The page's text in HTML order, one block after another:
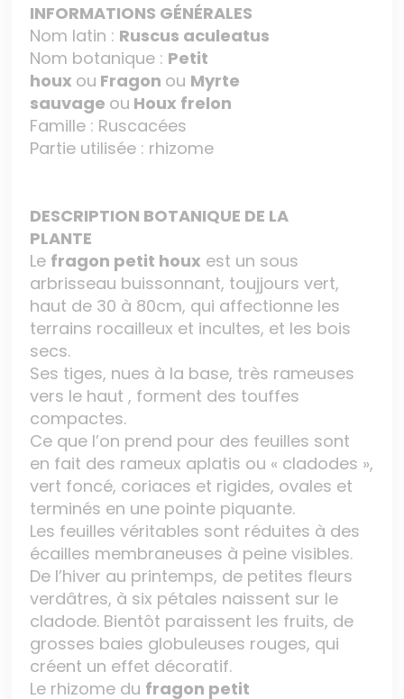
INFORMATIONS GÉNÉRALES
Nom latin : Ruscus aculeatus
Nom botanique : Petit
houx ou Fragon ou Myrte
sauvage ou Houx frelon
Famille : Ruscacées
Partie utilisée : rhizome
DESCRIPTION BOTANIQUE DE LA
PLANTE
Le fragon petit houx est un sous
arbrisseau buissonnant, toujjours vert,
haut de 30 à 80cm, qui affectionne les
terrains rocailleux et incultes, et les bois
secs.
Ses tiges, nues à la base, très rameuses
vers le haut , forment des touffes
compactes.
Ce que l’on prend pour des feuilles sont
en fait des rameux aplatis ou « cladodes »,
vert foncé, coriaces et rigides, ovales et
terminés en une pointe piquante.
Les feuilles véritables sont réduites à des
écailles membraneuses à peine visibles.
De l’hiver au printemps, de petites fleurs
verdâtres, à six pétales naissent sur le
cladode. Bientôt paraissent les fruits, de
grosses baies globuleuses rouges, qui
créent un effet décoratif.
Le rhizome du fragon petit